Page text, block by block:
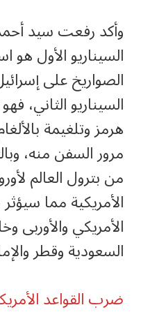
وأكد رفعت سيد
السيناريو الأول
الصواريخ على
السيناريو الثاني،
هرمز وتلغيمة
من بترول العالم
الأمريكية مما
الأمريكي والأوربى
السعودية وقطر
ضرب القواعد